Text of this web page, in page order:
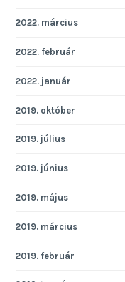
2022. március
2022. február
2022. január
2019. október
2019. július
2019. június
2019. május
2019. március
2019. február